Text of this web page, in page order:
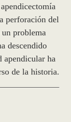
perforación del
problema
descendido
apendicular ha
de la historia.